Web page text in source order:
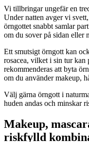
Vi tillbringar ungefär en
Under natten avger vi
örngottet snabbt samlar
om du sover på sidan eller
Ett smutsigt örngott kan
rosacea, vilket i sin tur kan
rekommenderas att byta
om du använder makeup,
Välj gärna örngott i
huden andas och minskar
Makeup,
riskfylld